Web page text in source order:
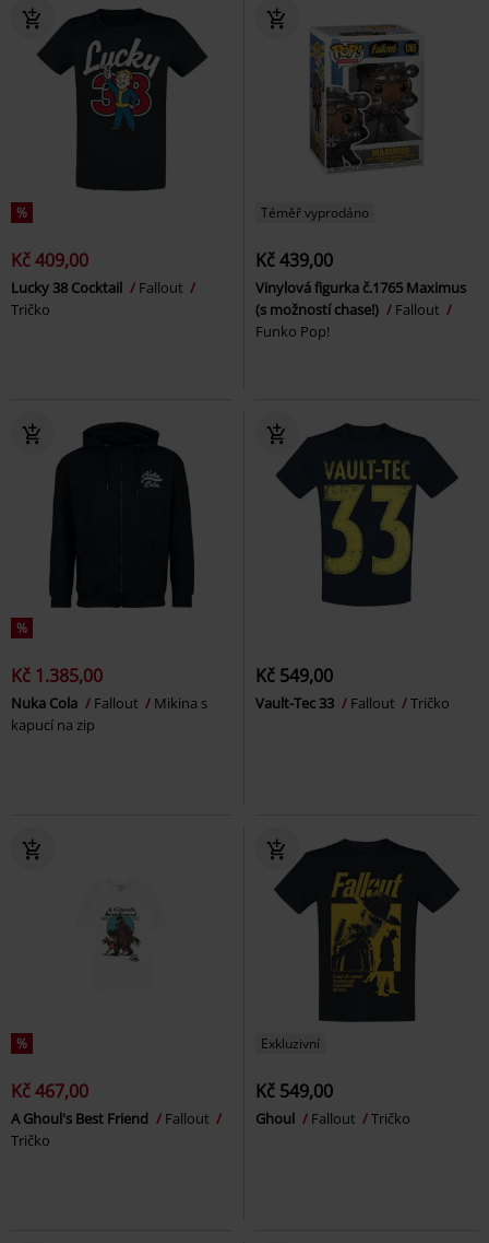
%
Kč 409,00
Lucky 38 Cocktail
Fallout
Tričko
Téměř vyprodáno
Kč 439,00
Vinylová figurka č.1765 Maximus
(s možností chase!)
Fallout
Funko Pop!
%
Kč 1.385,00
Nuka Cola Fallout
Mikina s
kapucí na zip
Kč 549,00
Vault-Tec 33 Fallout Tričko
%
Kč 467,00
A Ghoul's Best Friend
Fallout
Tričko
Exkluzivní
Kč 549,00
Ghoul Fallout Tričko